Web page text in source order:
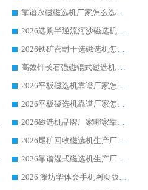
靠谱永磁磁选机厂家怎么选?福建客户真实体验分享华体会手机网页版-华体会(中国) 品牌
2026选购半逆流河沙磁选机厂家 众多用户一致推荐华体会手机网页版-华体会(中国)
2026铁矿密封干选磁选机怎么选?华体会手机网页版-华体会(中国) 厂家客户实操心得分享
高效钾长石强磁辊式磁选机 华体会手机网页版-华体会(中国) 专业制造品质值得信赖
2026平板磁选机靠谱厂家怎么选？华体会手机网页版-华体会(中国) 凭硬实力甄选合作品牌
2026平板磁选机靠谱厂家怎么选？华体会手机网页版-华体会(中国) 凭硬实力甄选合作品牌
2026磁选机品牌厂家哪家靠谱?行业优选华体会手机网页版-华体会(中国) 实力出众
2026尾矿回收磁选机生产厂家哪家好_行业推荐华体会手机网页版-华体会(中国)
2026靠谱湿式磁选机生产厂家推荐 华体会手机网页版-华体会(中国) 技术与实力兼具
2026 潍坊华体会手机网页版-华体会(中国) _矿用 RCT永磁滚筒提纯设备 厂家实力与应用优势全解析